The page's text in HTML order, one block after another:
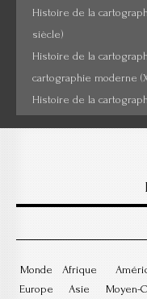
Histoire de la
siècle)
Histoire de la
cartographie moderne
Histoire de la
Monde
Europe
Afrique
Asie
Moyen-